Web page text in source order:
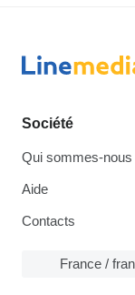
Société
Qui sommes-nous
Aide
Contacts
France /